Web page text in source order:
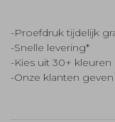
-Proefdruk tijdelijk
-Snelle levering*
-Kies uit 30+
-Onze klanten